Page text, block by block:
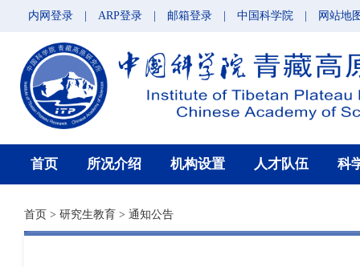
内网登录 ARP登录 邮箱登录 中国科学院 网站地
首页 所况介绍 机构设置 人才队伍 科
首页 > 研究生教育 > 通知公告